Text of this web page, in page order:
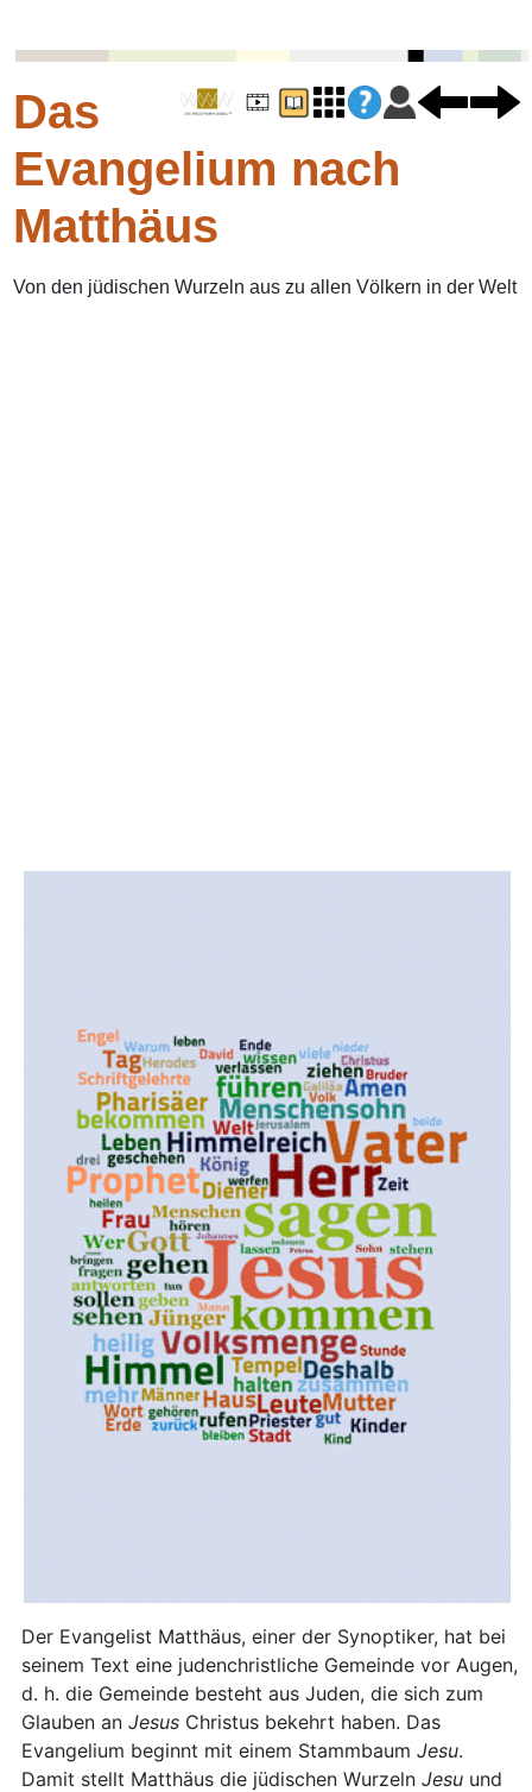
Das
Evangelium nach
Matthäus
Von den jüdischen Wurzeln aus zu allen Völkern in der Welt
Der Evangelist Matthäus, einer der Synoptiker, hat bei
seinem Text eine judenchristliche Gemeinde vor Augen,
d. h. die Gemeinde besteht aus Juden, die sich zum
Glauben an Jesus Christus bekehrt haben. Das
Evangelium beginnt mit einem Stammbaum Jesu.
Damit stellt Matthäus die jüdischen Wurzeln Jesu und